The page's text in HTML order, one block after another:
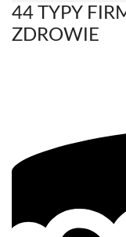
44 TYPY
ZDROWIE